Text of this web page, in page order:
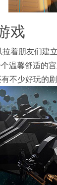
戏
着朋友们建
温馨舒适的
不少好玩的剧